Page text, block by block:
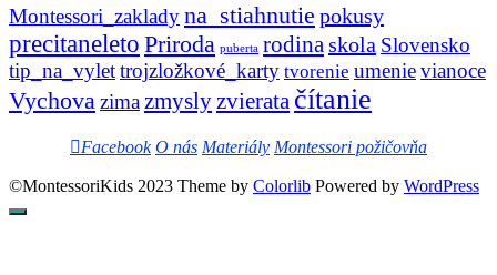
Montessori_zakladyna_stiahnutie pokusy
precitaneleto Priroda puberta rodinaskola Slovensko
tip_na_vylettrojzložkové_karty tvorenie umenievianoce
Vychovazimazmysly zvierata čítanie
Facebook O nás Materiály Montessori požičovňa
©MontessoriKids 2023 Theme by Colorlib Powered by WordPress